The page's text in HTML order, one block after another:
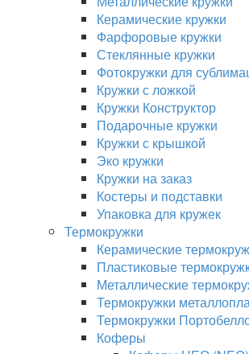
Керамические кружки
Фарфоровые кружки
Стеклянные кружки
Фотокружки для
Кружки с ложкой
Кружки Конструктор
Подарочные кружки
Кружки с крышкой
Эко кружки
Кружки на заказ
Костеры и подставки
Упаковка для кружек
Термокружки
Керамические
Пластиковые
Металлические
Термокружки
Термокружки
Коферы